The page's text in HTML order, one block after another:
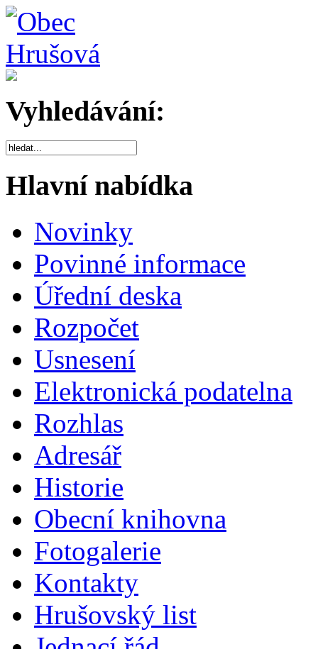
Vyhledávání:
Hlavní nabídka
Novinky
Povinné informace
Úřední deska
Rozpočet
Usnesení
Elektronická podatelna
Rozhlas
Adresář
Historie
Obecní knihovna
Fotogalerie
Kontakty
Hrušovský list